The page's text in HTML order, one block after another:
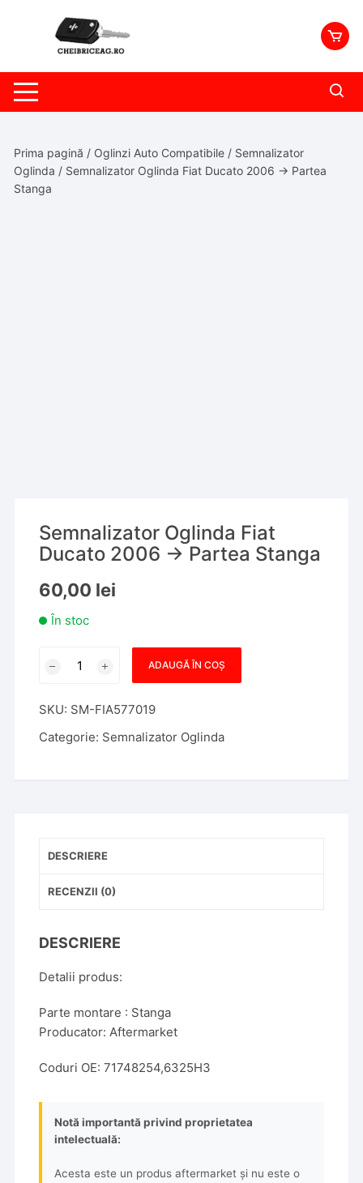
Prima pagină / Oglinzi Auto Compatibile / Semnalizator
Oglinda / Semnalizator Oglinda Fiat Ducato 2006 -> Partea
Stanga
Semnalizator Oglinda Fiat
Ducato 2006 -> Partea Stanga
60,00 lei
În stoc
Semnalizator
Fiat
Ducato
ADAUGĂ ÎN COȘ
SKU: SM-FIA577019
Categorie: Semnalizator Oglinda
DESCRIERE
RECENZII (0)
DESCRIERE
Detalii produs:
Parte montare : Stanga
Producator: Aftermarket
Coduri OE: 71748254,6325H3
Notă importantă privind proprietatea
intelectuală:
Acesta este un produs aftermarket și nu este o